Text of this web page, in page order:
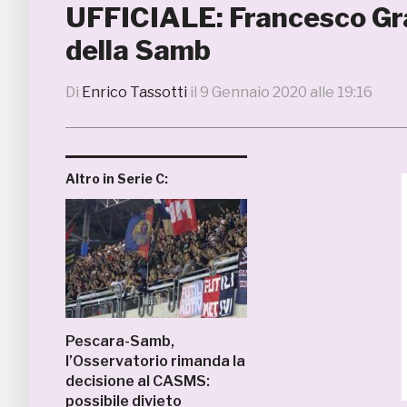
UFFICIALE: Francesco
della Samb
Di Enrico Tassotti il 9 Gennaio 2020 alle 19:16
Altro in Serie C:
Pescara-Samb,
l’Osservatorio rimanda la
decisione al CASMS:
possibile divieto